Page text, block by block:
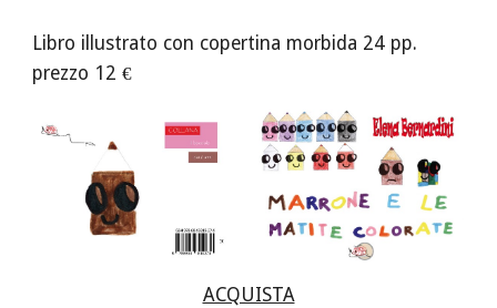
Libro illustrato con copertina morbida 24 pp.
prezzo 12 €
ACQUISTA